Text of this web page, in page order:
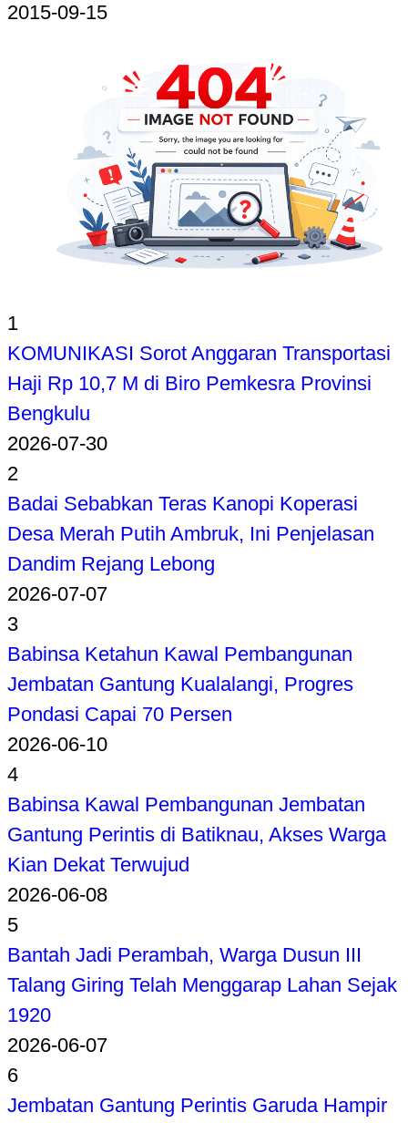
2015-09-15
1
KOMUNIKASI Sorot Anggaran Transportasi
Haji Rp 10,7 M di Biro Pemkesra Provinsi
Bengkulu
2026-07-30
2
Badai Sebabkan Teras Kanopi Koperasi
Desa Merah Putih Ambruk, Ini Penjelasan
Dandim Rejang Lebong
2026-07-07
3
Babinsa Ketahun Kawal Pembangunan
Jembatan Gantung Kualalangi, Progres
Pondasi Capai 70 Persen
2026-06-10
4
Babinsa Kawal Pembangunan Jembatan
Gantung Perintis di Batiknau, Akses Warga
Kian Dekat Terwujud
2026-06-08
5
Bantah Jadi Perambah, Warga Dusun III
Talang Giring Telah Menggarap Lahan Sejak
1920
2026-06-07
6
Jembatan Gantung Perintis Garuda Hampir